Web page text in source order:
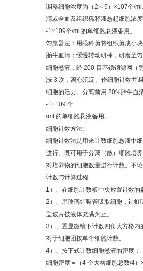
调整细胞浓度为（2 ～5 ）×107个/ml
清或全血及组织稀释液悬起细胞浓
-1×109个/ml 的单细胞悬液备用。
匀浆器法：用眼科剪将组织剪成小
胎牛血清；缓慢转动研棒，研磨至
细胞悬液，经 200 目不锈钢滤网（
洗 3 次，离心沉淀。作细胞计数并
细胞的活力。分离前用 20%胎牛血
-1×109 个
/ml 的单细胞悬液备用。
细胞计数方法:
细胞计数法是用来计数细胞悬液中
进行。既可用于分离（散）细胞培
对培养物的细胞数量进行计数。不
计数与计算过程
1 ）、在细胞计数板中央放置计数的
2 ）、用玻璃虹吸管吸取细胞，让
盖玻片被液体充满为止。
3 ）、置显微镜下计数四角大方格
对于细胞团按单个细胞计数。
4）、按下式计数细胞悬液的密度：
细胞密度＝（4 个大格细胞总数/4）